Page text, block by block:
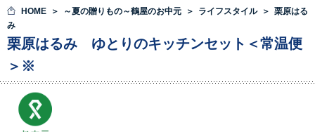
HOME ～夏の贈りもの～鶴屋のお中元 ライフスタイル
栗原はる
み
栗原はるみ ゆとりのキッチンセット＜常温便
＞※